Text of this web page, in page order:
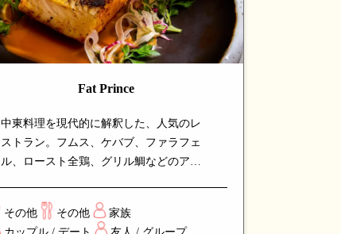
Fat Prince
中東料理を現代的に解釈した、人気のレ
ストラン。フムス、ケバブ、ファラフェ
ル、ロースト全鶏、グリル鯛などのアラ
加えています。「Feed Me」コースで料理
人にお任せもでき、地中海の温かみとモ
その他 その他
家族